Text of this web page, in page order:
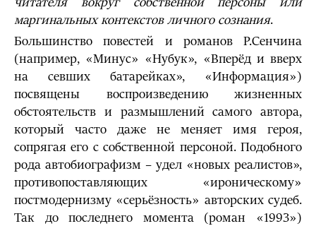
маргинальных контекстов личного сознания.
Большинство повестей и романов Р.Сенчина
(например, «Минус» «Нубук», «Вперёд и вверх
на севших батарейках», «Информация»)
посвящены воспроизведению жизненных
обстоятельств и размышлений самого автора,
который часто даже не меняет имя героя,
сопрягая его с собственной персоной. Подобного
рода автобиографизм – удел «новых реалистов»,
противопоставляющих «ироническому»
постмодернизму «серьёзность» авторских судеб.
Так до последнего момента (роман «1993»)